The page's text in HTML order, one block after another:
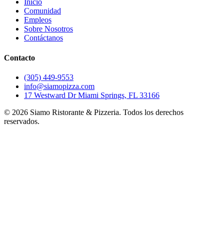
Inicio
Comunidad
Empleos
Sobre Nosotros
Contáctanos
Contacto
(305) 449-9553
info@siamopizza.com
17 Westward Dr Miami Springs, FL 33166
© 2026 Siamo Ristorante & Pizzeria. Todos los derechos
reservados.